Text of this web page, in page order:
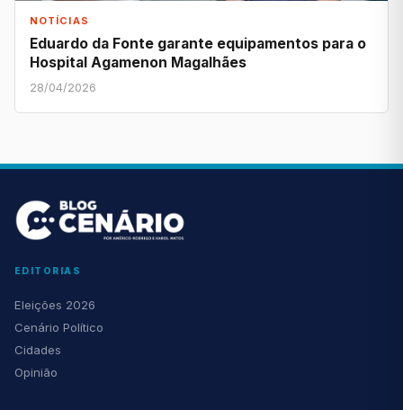
NOTÍCIAS
Eduardo da Fonte garante equipamentos para o
Hospital Agamenon Magalhães
28/04/2026
EDITORIAS
Eleições 2026
Cenário Político
Cidades
Opinião